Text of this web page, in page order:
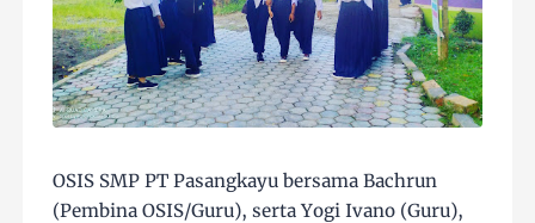
OSIS SMP PT Pasangkayu bersama Bachrun
(Pembina OSIS/Guru), serta Yogi Ivano (Guru),